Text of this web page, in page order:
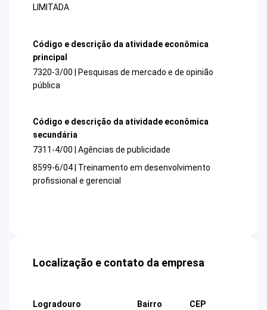
LIMITADA
Código e descrição da atividade econômica
principal
7320-3/00 | Pesquisas de mercado e de opinião
pública
Código e descrição da atividade econômica
secundária
7311-4/00 | Agências de publicidade
8599-6/04 | Treinamento em desenvolvimento
profissional e gerencial
Localização e contato da empresa
Logradouro
Bairro
CEP